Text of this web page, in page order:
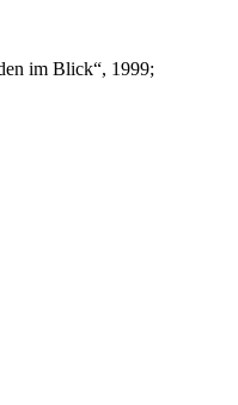
im Blick“, 1999;